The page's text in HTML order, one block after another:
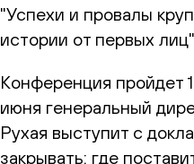
"Успехи и провалы
истории от первых лиц"
Конференция пройдет
июня генеральный
Рухая выступит с
закрывать: где